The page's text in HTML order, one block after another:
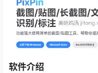
软件介绍